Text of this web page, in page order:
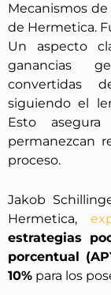
Mecanismos
de Hermetica.
Un aspecto
ganancias
convertidas
siguiendo el
Esto
permanezcan
proceso.
Jakob
Hermetica,
estrategias
porcentual
10% para los